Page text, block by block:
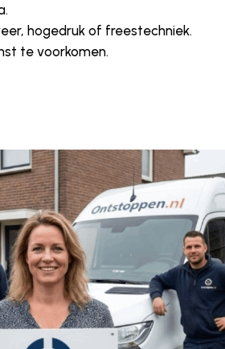
hogedruk of freestechniek.
te voorkomen.